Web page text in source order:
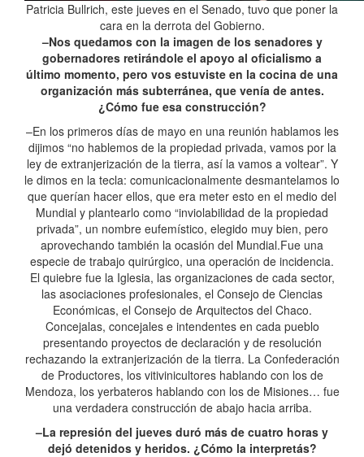
Patricia Bullrich, este jueves en el Senado, tuvo que poner la
cara en la derrota del Gobierno.
–Nos quedamos con la imagen de los senadores y
gobernadores retirándole el apoyo al oficialismo a
último momento, pero vos estuviste en la cocina de una
organización más subterránea, que venía de antes.
¿Cómo fue esa construcción?
–En los primeros días de mayo en una reunión hablamos les
dijimos “no hablemos de la propiedad privada, vamos por la
ley de extranjerización de la tierra, así la vamos a voltear”. Y
le dimos en la tecla: comunicacionalmente desmantelamos lo
que querían hacer ellos, que era meter esto en el medio del
Mundial y plantearlo como “inviolabilidad de la propiedad
privada”, un nombre eufemístico, elegido muy bien, pero
aprovechando también la ocasión del Mundial.Fue una
especie de trabajo quirúrgico, una operación de incidencia.
El quiebre fue la Iglesia, las organizaciones de cada sector,
las asociaciones profesionales, el Consejo de Ciencias
Económicas, el Consejo de Arquitectos del Chaco.
Concejalas, concejales e intendentes en cada pueblo
presentando proyectos de declaración y de resolución
rechazando la extranjerización de la tierra. La Confederación
de Productores, los vitivinicultores hablando con los de
Mendoza, los yerbateros hablando con los de Misiones… fue
una verdadera construcción de abajo hacia arriba.
–La represión del jueves duró más de cuatro horas y
dejó detenidos y heridos. ¿Cómo la interpretás?